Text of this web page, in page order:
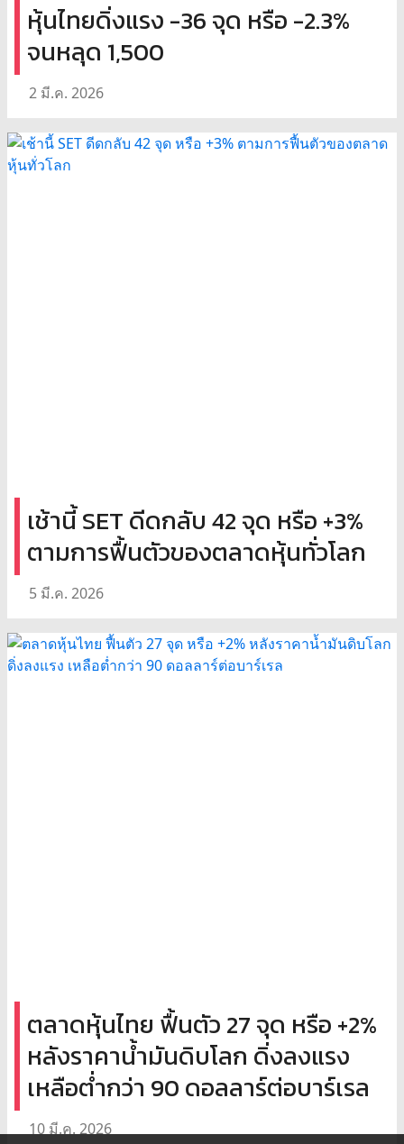
หุ้นไทยดิ่งแรง -36 จุด หรือ -2.3%
จนหลุด 1,500
2 มี.ค. 2026
เช้านี้ SET ดีดกลับ 42 จุด หรือ +3%
ตามการฟื้นตัวของตลาดหุ้นทั่วโลก
5 มี.ค. 2026
ตลาดหุ้นไทย ฟื้นตัว 27 จุด หรือ +2%
หลังราคาน้ำมันดิบโลก ดิ่งลงแรง
เหลือต่ำกว่า 90 ดอลลาร์ต่อบาร์เรล
10 มี.ค. 2026